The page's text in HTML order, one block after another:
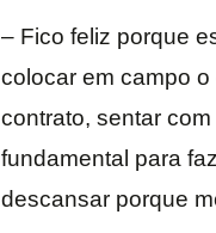
– Fico feliz porque
colocar em campo o
contrato, sentar
fundamental para
descansar porque